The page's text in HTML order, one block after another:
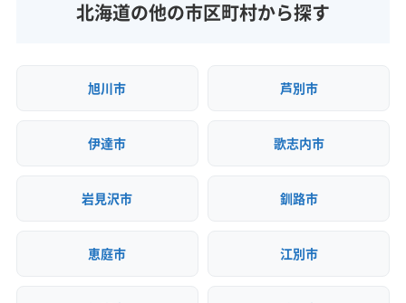
公式サイトを見る
北海道の他の市区町村から探す
旭川市 芦別市
伊達市 歌志内市
岩見沢市 釧路市
恵庭市 江別市